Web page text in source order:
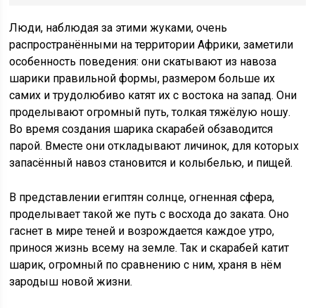
Люди, наблюдая за этими жуками, очень
распространёнными на территории Африки, заметили
особенность поведения: они скатывают из навоза
шарики правильной формы, размером больше их
самих и трудолюбиво катят их с востока на запад. Они
проделывают огромный путь, толкая тяжёлую ношу.
Во время создания шарика скарабей обзаводится
парой. Вместе они откладывают личинок, для которых
запасённый навоз становится и колыбелью, и пищей.
В представлении египтян солнце, огненная сфера,
проделывает такой же путь с восхода до заката. Оно
гаснет в мире теней и возрождается каждое утро,
принося жизнь всему на земле. Так и скарабей катит
шарик, огромный по сравнению с ним, храня в нём
зародыш новой жизни.